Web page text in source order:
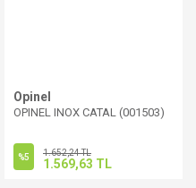
Opinel
OPINEL INOX CATAL (001503)
%5 1.652,24 TL
1.569,63 TL